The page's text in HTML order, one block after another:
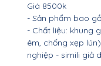
Giá 8500k
- Sản phẩm bao
- Chất liệu: khung
êm, chống xẹp
nghiệp - simili giả